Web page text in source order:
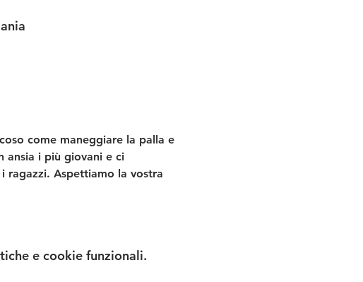
come maneggiare la palla e
ansia i più giovani e ci
ragazzi. Aspettiamo la vostra
e cookie funzionali.